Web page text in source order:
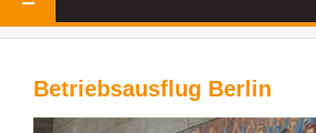
Betriebsausflug Berlin